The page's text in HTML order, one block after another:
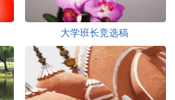
大学班长竞选稿